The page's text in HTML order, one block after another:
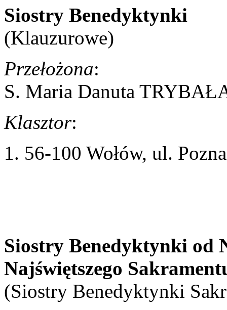
Siostry Benedyktynki
(Klauzurowe)
Przełożona:
S. Maria Danuta
Klasztor:
56-100 Wołów, ul.
Siostry Benedyktynki od
Najświętszego
(Siostry Benedyktynki